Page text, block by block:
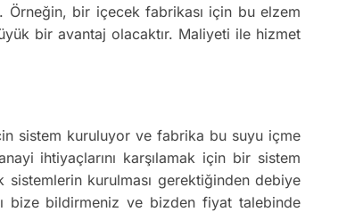
Örneğin, bir içecek fabrikası için bu elzem
bir avantaj olacaktır. Maliyeti ile hizmet
sistem kuruluyor ve fabrika bu suyu içme
ihtiyaçlarını karşılamak için bir sistem
sistemlerin kurulması gerektiğinden debiye
bize bildirmeniz ve bizden fiyat talebinde